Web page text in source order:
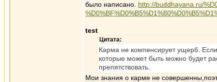
было написано. http://buddhayana.ru/
test
Цитата:
Карма не компенсирует ущерб. Если
которые может быть можно будет
препятствовать.
Мои знания о карме не